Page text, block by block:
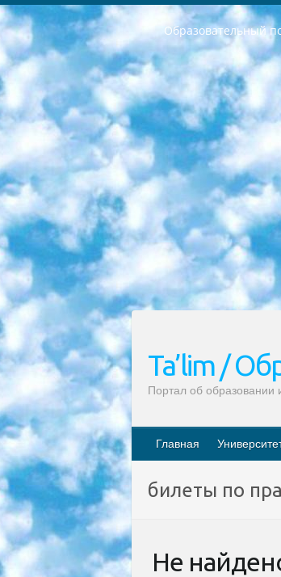
Образовательный
РЕСПУБЛИКА УЗБЕКИСТАН МИНИСТРЕРСТВО ДОШКОЛЬНОГО И ШКОЛЬНОГО ОБРАЗОВАНИЯ КОМАНДА в общеобразовательных учреждениях в 2023-2024 учебном году организация и проведение итоговой государственной аттестации обучающихся о Министра дошкольного и школьного образования Республики Узбекистан от 4 марта 2008 года (постановлением Минюста от 20 марта 2008 года № 1778 государственной регистрации) «Итоговое состояние учащихся общего среднего образования на основании положения об утверждении положения об аттестации общего среднего образования выпускной экзамен студентов в образовательных учреждениях в 2023-2024 учебном году В целях организации и прохождения аттестации приказываю: 1. Следующее: перечень предметов, по которым будет проводиться итоговая государственная аттестация и экзамен формы перевода согласно приложению 1; сертификаты международного образца, оценивающие уровень владения иностранными языками перечень согласно приложению 2; 2. Педагогический при специализированных образовательных учреждениях. научно-практический центр квалификации и международной оценки (Д.Давидова) 2024 г. До 25 марта: задания по предметам, по которым будет проводиться итоговая аттестация разработка и утверждение технических условий; итоговая аттестация на основании разработанного предметного задания разработка вопросов по предметам (устно и письменно), экзамен передача; общеобразовательные средние школы и специальные учебные заведения учащиеся выпускных классов
Ta’lim /
Портал об образовании
Главная
билеты по
Не